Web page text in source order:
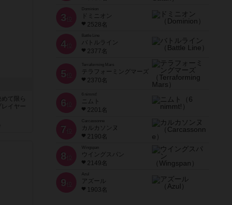
て限ら
イヤー
3 位
ドミニオン
2528名
4位
Battle Line
バトルライン
2377名
5 位
Terraforming Mars
テラフォーミングマーズ
2370名
6 位
ニムト
2201名
7 位
Carcassonne
カルカソンヌ
2190名
8 位
Wingspan
ウイングスパン
2149名
9 位
Azul
アズール
1903名